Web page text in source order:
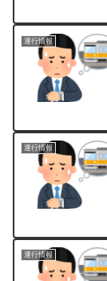
運行情報
運行情報
運行情報